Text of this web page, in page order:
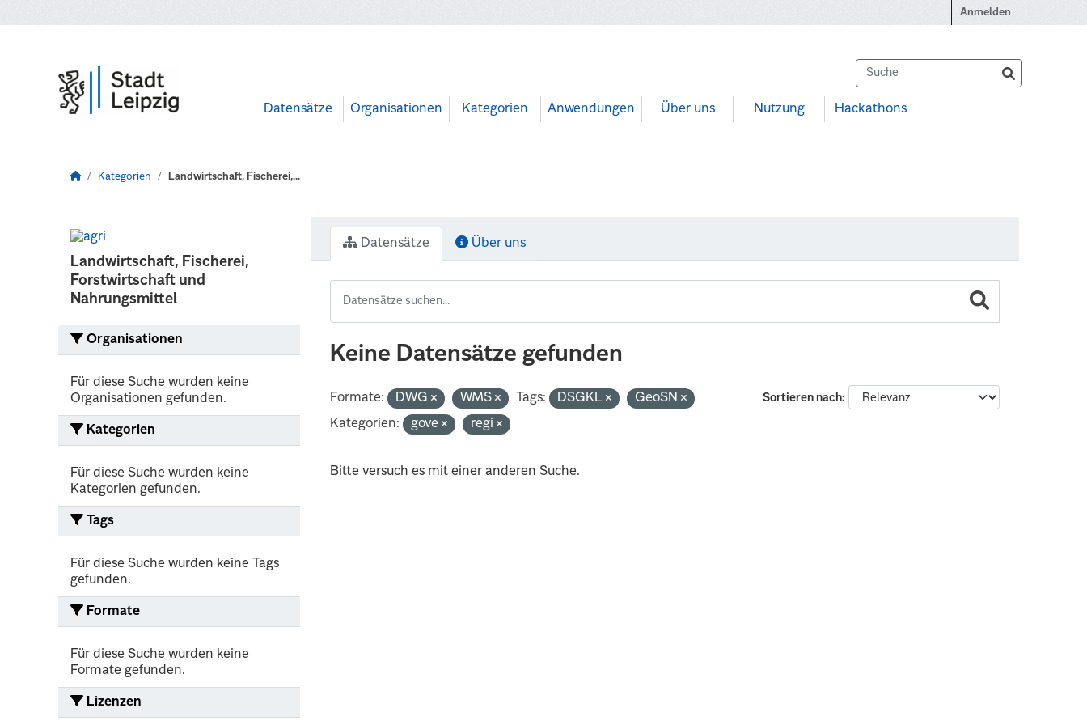
Anmelden
Datensätze Organisationen Kategorien Anwendungen Über uns Nutzung Hackathons
Kategorien Landwirtschaft, Fischerei,...
Landwirtschaft, Fischerei,
Forstwirtschaft und
Nahrungsmittel
Organisationen
Für diese Suche wurden keine
Organisationen gefunden.
Kategorien
Für diese Suche wurden keine
Kategorien gefunden.
Tags
Für diese Suche wurden keine Tags
gefunden.
Formate
Für diese Suche wurden keine
Formate gefunden.
Lizenzen
Datensätze Über uns
Keine Datensätze gefunden
Sortieren nach
Formate: DWG WMS Tags: DSGKL
GeoSN
Kategorien:
gove regi
Bitte versuch es mit einer anderen Suche.